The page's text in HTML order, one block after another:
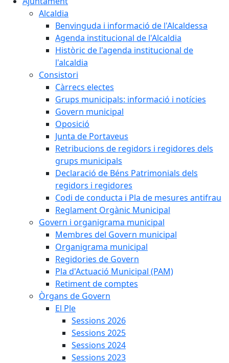
Alcaldia
Benvinguda i informació de l'Alcaldessa
Agenda institucional de l'Alcaldia
Històric de l'agenda institucional de
l'alcaldia
Consistori
Càrrecs electes
Grups municipals: informació i notícies
Govern municipal
Oposició
Junta de Portaveus
Retribucions de regidors i regidores dels
grups municipals
Declaració de Béns Patrimonials dels
regidors i regidores
Codi de conducta i Pla de mesures antifrau
Reglament Orgànic Municipal
Govern i organigrama municipal
Membres del Govern municipal
Organigrama municipal
Regidories de Govern
Pla d'Actuació Municipal (PAM)
Retiment de comptes
Òrgans de Govern
El Ple
Sessions 2026
Sessions 2025
Sessions 2024
Sessions 2023